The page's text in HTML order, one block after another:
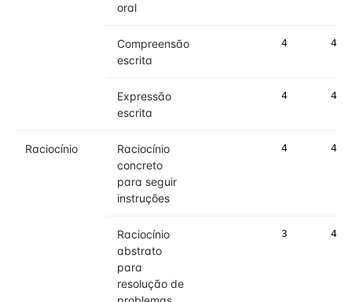
oral
Compreensão
escrita
4 4
Expressão
escrita
4 4
Raciocínio
Raciocínio
concreto
para seguir
instruções
4 4
Raciocínio
abstrato
para
resolução de
3 4